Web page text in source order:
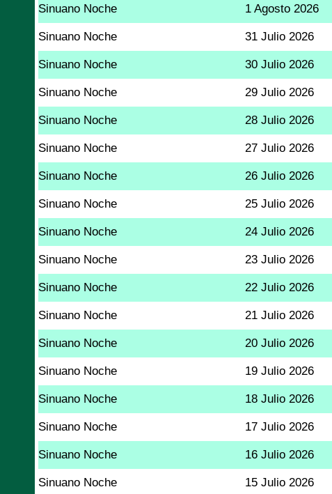
Sinuano Noche 1 Agosto 2026
Sinuano Noche 31 Julio 2026
Sinuano Noche 30 Julio 2026
Sinuano Noche 29 Julio 2026
Sinuano Noche 28 Julio 2026
Sinuano Noche 27 Julio 2026
Sinuano Noche 26 Julio 2026
Sinuano Noche 25 Julio 2026
Sinuano Noche 24 Julio 2026
Sinuano Noche 23 Julio 2026
Sinuano Noche 22 Julio 2026
Sinuano Noche 21 Julio 2026
Sinuano Noche 20 Julio 2026
Sinuano Noche 19 Julio 2026
Sinuano Noche 18 Julio 2026
Sinuano Noche 17 Julio 2026
Sinuano Noche 16 Julio 2026
Sinuano Noche 15 Julio 2026